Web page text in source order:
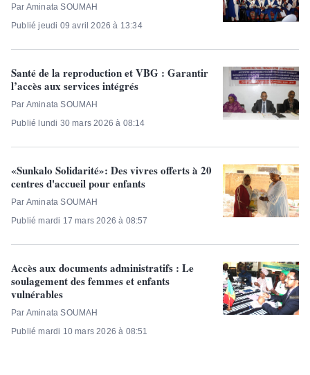
Par Aminata SOUMAH
Publié jeudi 09 avril 2026 à 13:34
Santé de la reproduction et VBG : Garantir
l’accès aux services intégrés
Par Aminata SOUMAH
Publié lundi 30 mars 2026 à 08:14
«Sunkalo Solidarité»: Des vivres offerts à 20
centres d'accueil pour enfants
Par Aminata SOUMAH
Publié mardi 17 mars 2026 à 08:57
Accès aux documents administratifs : Le
soulagement des femmes et enfants
vulnérables
Par Aminata SOUMAH
Publié mardi 10 mars 2026 à 08:51